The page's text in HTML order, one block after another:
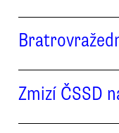
Zmizí ČSSD